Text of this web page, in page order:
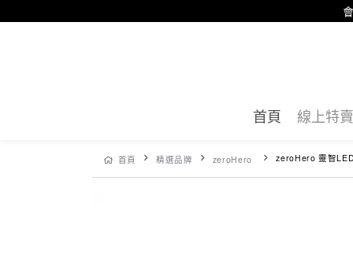
首頁 線上特
首頁 精選品牌 zeroHero zeroHero 靈智LED點陣